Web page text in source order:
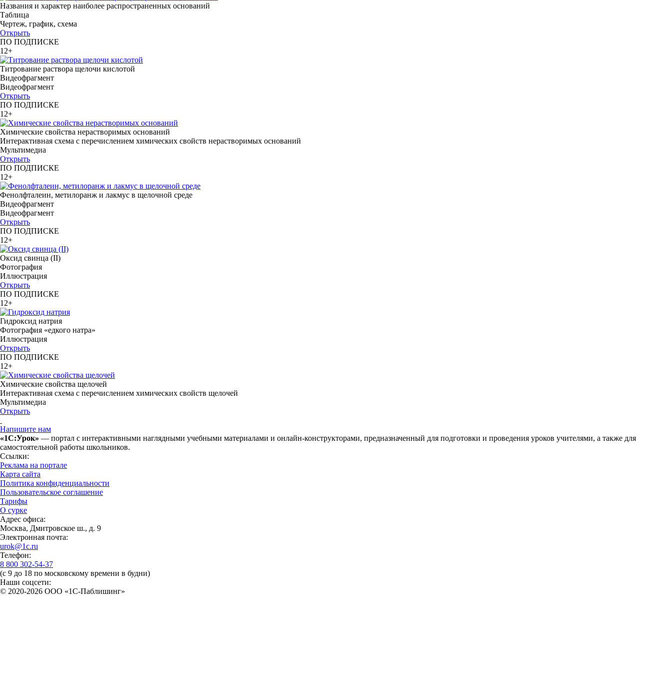
Названия и характер наиболее распространенных оснований
Таблица
Чертеж, график, схема
Открыть
ПО ПОДПИСКЕ
12+
Титрование раствора щелочи кислотой
Видеофрагмент
Видеофрагмент
Открыть
ПО ПОДПИСКЕ
12+
Химические свойства нерастворимых оснований
Интерактивная схема с перечислением химических свойств нерастворимых оснований
Мультимедиа
Открыть
ПО ПОДПИСКЕ
12+
Фенолфталеин, метилоранж и лакмус в щелочной среде
Видеофрагмент
Видеофрагмент
Открыть
ПО ПОДПИСКЕ
12+
Оксид свинца (II)
Фотография
Иллюстрация
Открыть
ПО ПОДПИСКЕ
12+
Гидроксид натрия
Фотография «едкого натра»
Иллюстрация
Открыть
ПО ПОДПИСКЕ
12+
Химические свойства щелочей
Интерактивная схема с перечислением химических свойств щелочей
Мультимедиа
Открыть
Напишите нам
«1С:Урок» — портал с интерактивными наглядными учебными материалами и онлайн-конструкторами, предназначенный для подготовки и проведения уроков учителями, а также для
самостоятельной работы школьников.
Ссылки:
Реклама на портале
Карта сайта
Политика конфиденциальности
Пользовательское соглашение
Тарифы
О сурке
Адрес офиса:
Москва, Дмитровское ш., д. 9
Электронная почта:
urok@1c.ru
Телефон:
8 800 302-54-37
(с 9 до 18 по московскому времени в будни)
Наши соцсети:
© 2020-2026 OOO «1С-Паблишинг»